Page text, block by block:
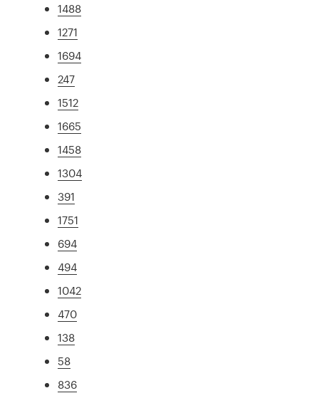
1488
1271
1694
247
1512
1665
1458
1304
391
1751
694
494
1042
470
138
58
836